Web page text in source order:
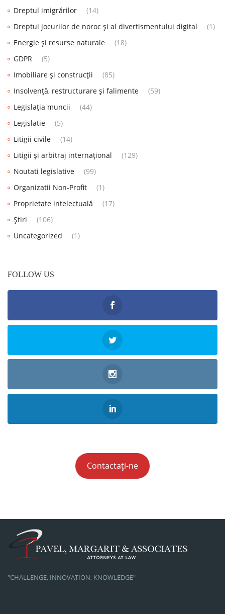
Dreptul imigrărilor
(14)
Dreptul jocurilor de noroc și al divertismentului digital
(1)
Energie și resurse naturale
(18)
GDPR
(5)
Imobiliare și construcții
(85)
Insolvență, restructurare și falimente
(59)
Legislația muncii
(44)
Legislatie
(5)
Litigii civile
(14)
Litigii și arbitraj internațional
(129)
Noutati legislative
(99)
Organizatii Non-Profit
(1)
Proprietate intelectuală
(17)
Știri
(106)
Uncategorized
(1)
FOLLOW US
Contactați-ne
"CHALLENGE, INNOVATION, KNOWLEDGE"